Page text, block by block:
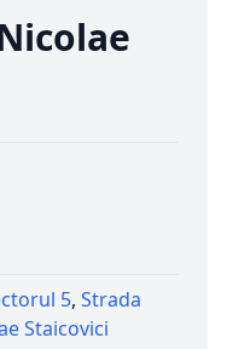
5, Strada
Staicovici